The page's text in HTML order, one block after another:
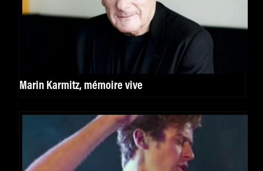
Marin Karmitz, mémoire vive